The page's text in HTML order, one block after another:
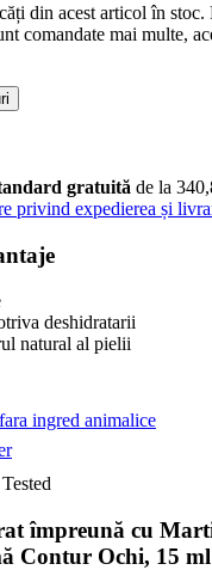
din acest articol în stoc.
comandate mai multe,
gratuită de la
privind expedierea și
deshidratarii
natural al pielii
ingred animalice
împreună cu
Contur Ochi, 15 ml